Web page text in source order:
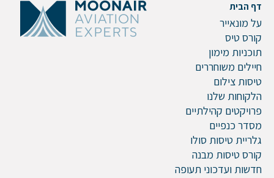
דף הבית
על מונאייר
קורס טיס
תוכניות מימון
חיילים משוחררים
טיסות צילום
הלקוחות שלנו
פרויקטים קהילתיים
מסדר כנפיים
גלריית טיסות סולו
קורס טיסות מבנה
חדשות ועדכוני תעופה